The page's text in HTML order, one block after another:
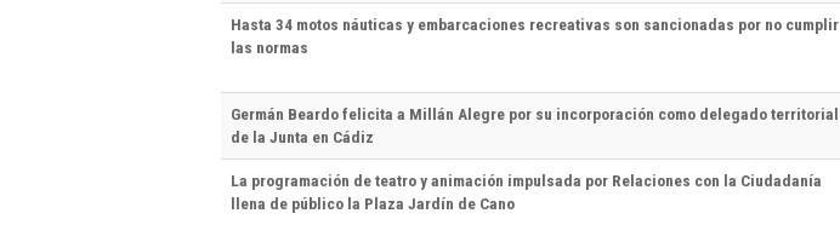
Hasta 34 motos náuticas y embarcaciones recreativas son sancionadas por no cumplir
las normas
Germán Beardo felicita a Millán Alegre por su incorporación como delegado territorial
de la Junta en Cádiz
La programación de teatro y animación impulsada por Relaciones con la Ciudadanía
llena de público la Plaza Jardín de Cano